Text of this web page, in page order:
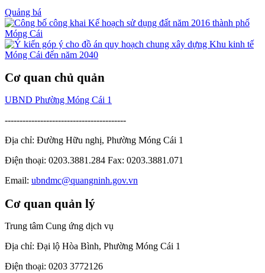
Quảng bá
Cơ quan chủ quản
UBND Phường Móng Cái 1
-----------------------------------------
Địa chỉ: Đường Hữu nghị, Phường Móng Cái 1
Điện thoại: 0203.3881.284 Fax: 0203.3881.071
Email: ubndmc@quangninh.gov.vn
Cơ quan quản lý
Trung tâm Cung ứng dịch vụ
Địa chỉ: Đại lộ Hòa Bình, Phường Móng Cái 1
Điện thoại: 0203 3772126